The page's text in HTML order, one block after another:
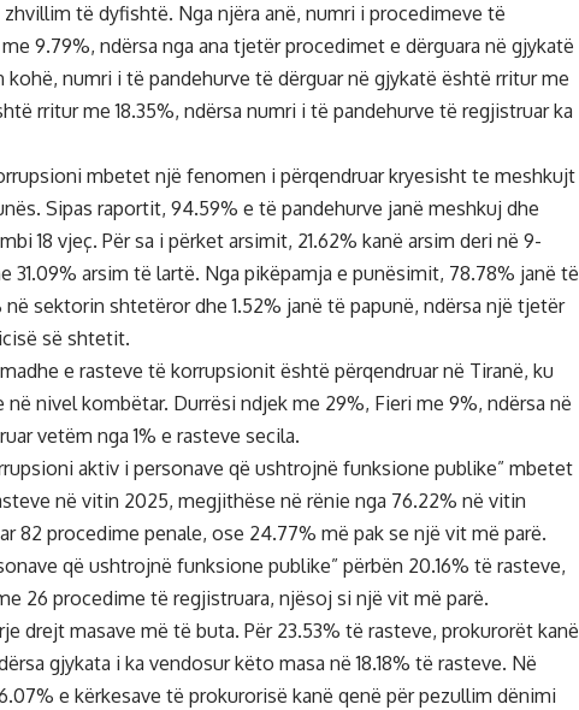
të dyfishtë. Nga njëra anë, numri i procedimeve të
9.79%, ndërsa nga ana tjetër procedimet e dërguara në gjykatë
kohë, numri i të pandehurve të dërguar në gjykatë është rritur me
rritur me 18.35%, ndërsa numri i të pandehurve të regjistruar ka
mbetet një fenomen i përqendruar kryesisht te meshkujt
Sipas raportit, 94.59% e të pandehurve janë meshkuj dhe
18 vjeç. Për sa i përket arsimit, 21.62% kanë arsim deri në 9-
31.09% arsim të lartë. Nga pikëpamja e punësimit, 78.78% janë të
në sektorin shtetëror dhe 1.52% janë të papunë, ndërsa një tjetër
së shtetit.
e rasteve të korrupsionit është përqendruar në Tiranë, ku
në nivel kombëtar. Durrësi ndjek me 29%, Fieri me 9%, ndërsa në
vetëm nga 1% e rasteve secila.
aktiv i personave që ushtrojnë funksione publike” mbetet
në vitin 2025, megjithëse në rënie nga 76.22% në vitin
82 procedime penale, ose 24.77% më pak se një vit më parë.
që ushtrojnë funksione publike” përbën 20.16% të rasteve,
26 procedime të regjistruara, njësoj si një vit më parë.
drejt masave më të buta. Për 23.53% të rasteve, prokurorët kanë
gjykata i ka vendosur këto masa në 18.18% të rasteve. Në
e kërkesave të prokurorisë kanë qenë për pezullim dënimi